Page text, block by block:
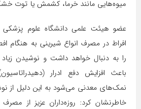
میوه‌هایی مانند خرما، کشمش یا توت
عضو هیئت علمی دانشگاه علوم پزشکی
افراط در مصرف انواع شیرینی به هنگام
را به دنبال خواهد داشت و نوشیدن
باعث افزایش دفع ادرار
نمک‌های معدنی می‌شود به این دلیل از
خاطرنشان کرد: روزه‌داران عزیز از مصرف